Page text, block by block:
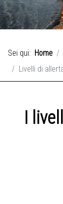
Sei qui: Home
Livelli di
I